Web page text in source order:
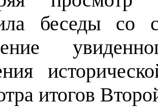
беседы со
итогов